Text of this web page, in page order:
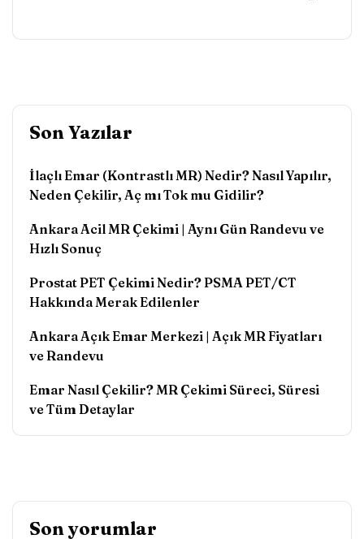
Son Yazılar
İlaçlı Emar (Kontrastlı MR) Nedir? Nasıl Yapılır,
Neden Çekilir, Aç mı Tok mu Gidilir?
Ankara Acil MR Çekimi | Aynı Gün Randevu ve
Hızlı Sonuç
Prostat PET Çekimi Nedir? PSMA PET/CT
Hakkında Merak Edilenler
Ankara Açık Emar Merkezi | Açık MR Fiyatları
ve Randevu
Emar Nasıl Çekilir? MR Çekimi Süreci, Süresi
ve Tüm Detaylar
Son yorumlar